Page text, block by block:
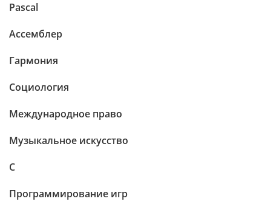
Pascal
Ассемблер
Гармония
Социология
Международное право
Музыкальное искусство
C
Программирование игр